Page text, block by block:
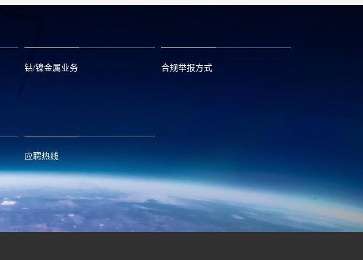
钴/镍金属业务 合规举报方式
应聘热线
0086-0573-88585392